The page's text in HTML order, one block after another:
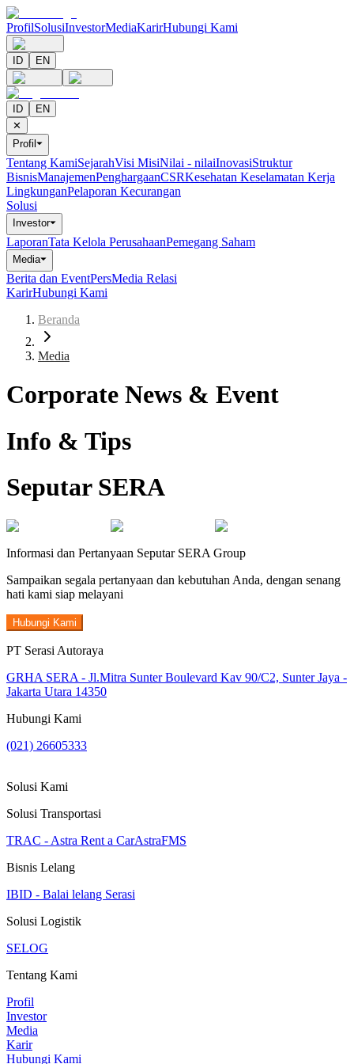
ProfilSolusiInvestorMediaKarirHubungi Kami
ID EN
ID
EN
✕
Profil ⏷
Tentang KamiSejarahVisi MisiNilai - nilaiInovasiStruktur
BisnisManajemenPenghargaanCSRKesehatan Keselamatan Kerja
LingkunganPelaporan Kecurangan
Solusi
Investor⏷
LaporanTata Kelola PerusahaanPemegang Saham
Media⏷
Berita dan EventPersMedia Relasi
KarirHubungi Kami
Beranda
Media
Corporate News & Event
Info & Tips
Seputar SERA
Informasi dan Pertanyaan Seputar SERA Group
Sampaikan segala pertanyaan dan kebutuhan Anda, dengan senang
hati kami siap melayani
Hubungi Kami
PT Serasi Autoraya
GRHA SERA - Jl.Mitra Sunter Boulevard Kav 90/C2, Sunter Jaya -
Jakarta Utara 14350
Hubungi Kami
(021) 26605333
Solusi Kami
Solusi Transportasi
TRAC - Astra Rent a CarAstraFMS
Bisnis Lelang
IBID - Balai lelang Serasi
Solusi Logistik
SELOG
Tentang Kami
Profil
Investor
Media
Karir
Hubungi Kami